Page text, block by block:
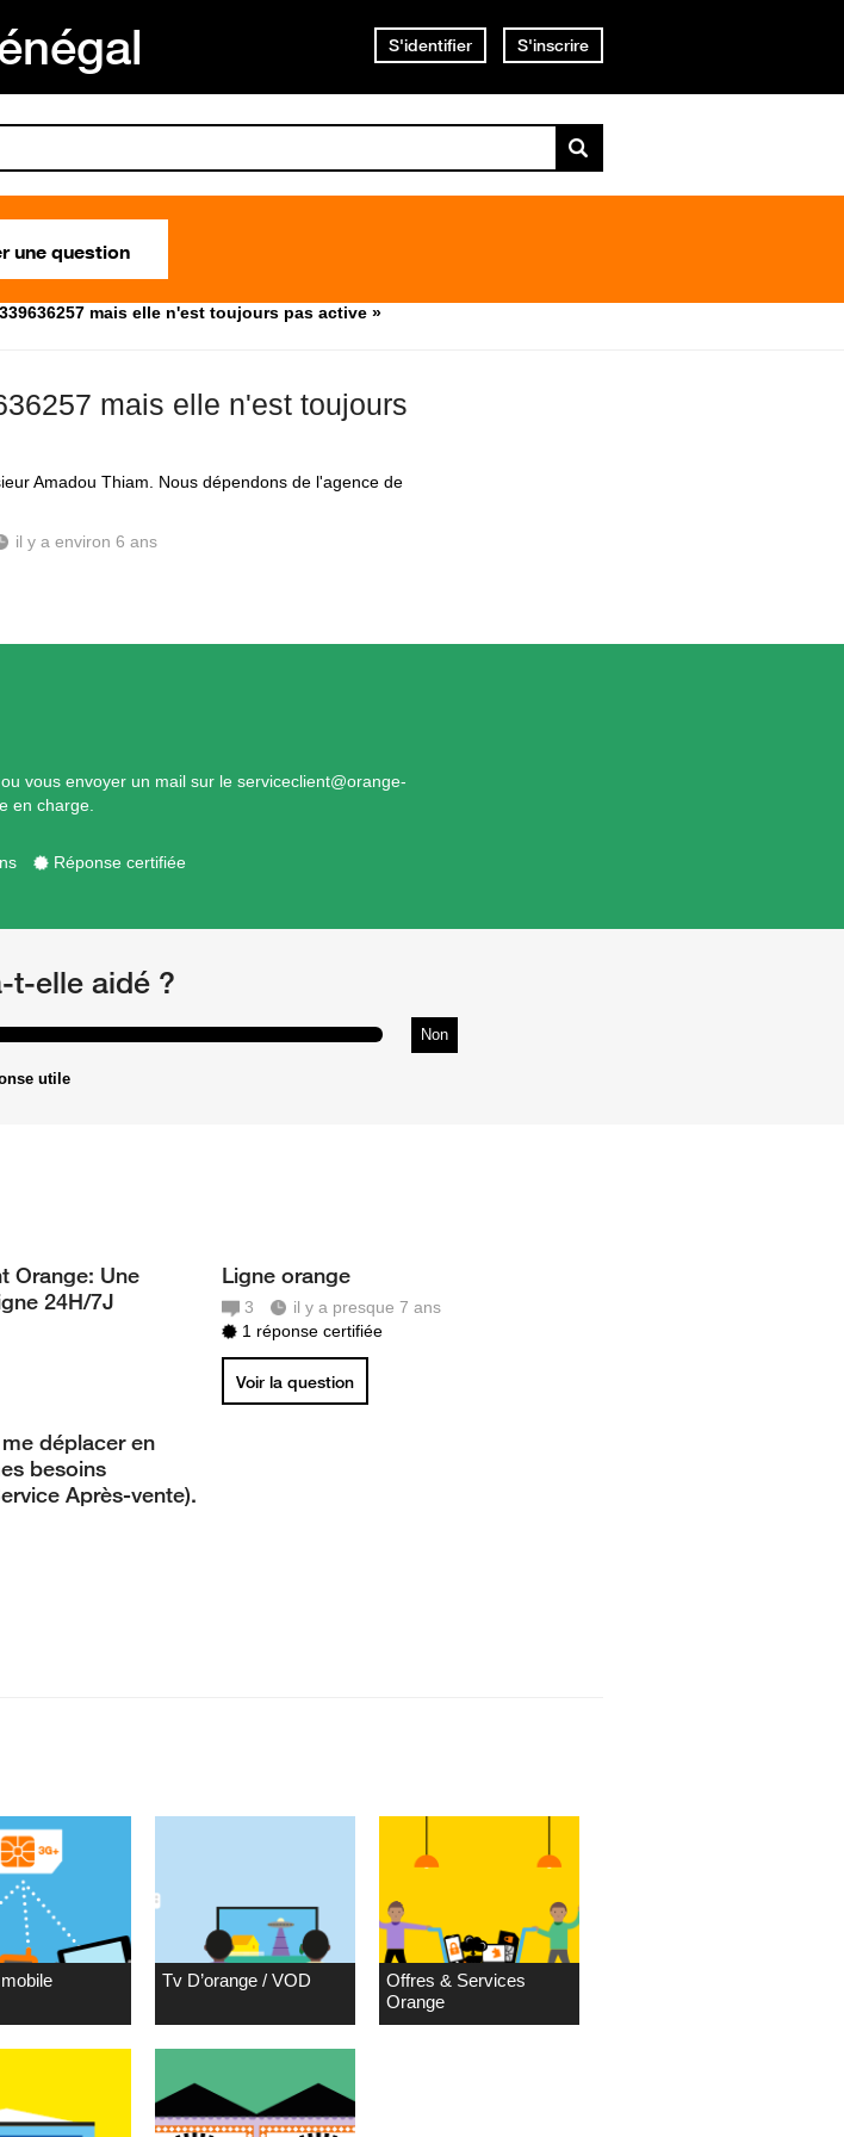
S'identifier S'inscrire
une question
mais elle n'est toujours pas active »
mais elle n'est toujours
Amadou Thiam. Nous dépendons de l'agence de
il y a environ 6 ans
vous envoyer un mail sur le serviceclient@orange-
en charge.
Réponse certifiée
t-elle aidé ?
Non
utile
Orange: Une
24H/7J
Ligne orange
3
il y a presque 7 ans
1 réponse certifiée
Voir la question
déplacer en
besoins
Après-vente).
Tv D’orange / VOD
Offres & Services
Orange